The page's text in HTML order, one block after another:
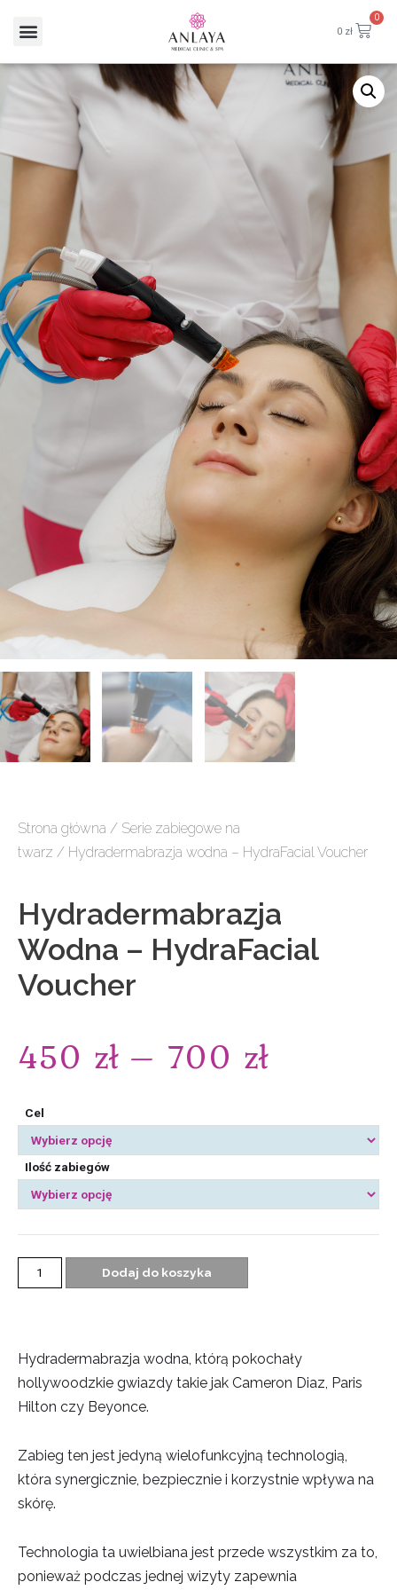
0 zł
0
Strona główna / Serie zabiegowe na
twarz / Hydradermabrazja wodna – HydraFacial Voucher
Hydradermabrazja
Wodna – HydraFacial
Voucher
450 zł – 700 zł
Cel
Ilość zabiegów
Dodaj do koszyka
Hydradermabrazja wodna, którą pokochały
hollywoodzkie gwiazdy takie jak Cameron Diaz, Paris
Hilton czy Beyonce.
Zabieg ten jest jedyną wielofunkcyjną technologią,
która synergicznie, bezpiecznie i korzystnie wpływa na
skórę.
Technologia ta uwielbiana jest przede wszystkim za to,
ponieważ podczas jednej wizyty zapewnia